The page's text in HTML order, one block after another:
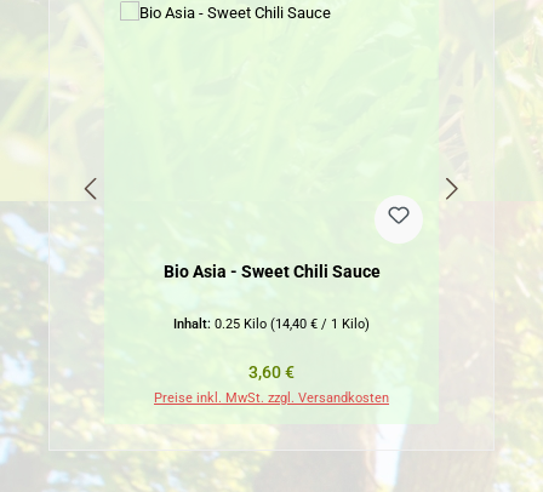
Bio Asia - Sweet Chili Sauce
Inhalt: 0.25 Kilo (14,40 € / 1 Kilo)
Regulärer Preis:
3,60 €
Preise inkl. MwSt. zzgl. Versandkosten